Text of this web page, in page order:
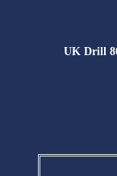
UK Drill